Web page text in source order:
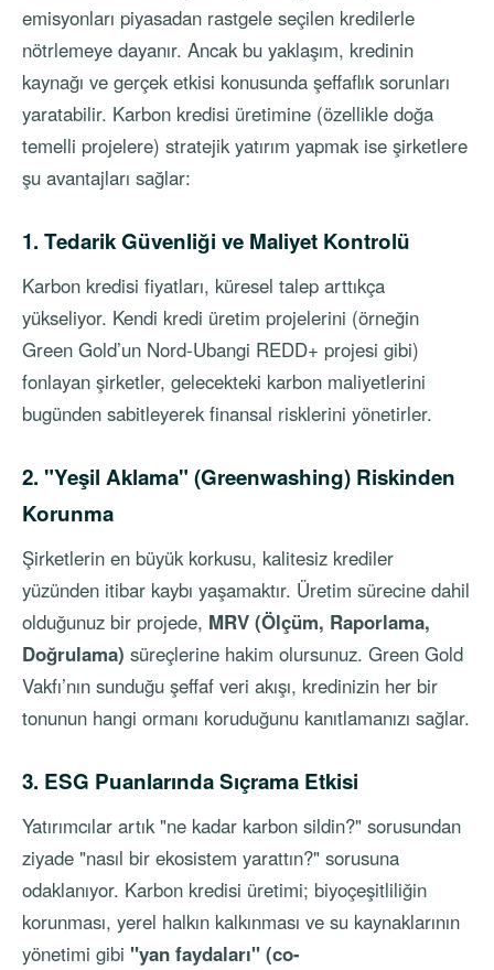
emisyonları piyasadan rastgele seçilen kredilerle
nötrlemeye dayanır. Ancak bu yaklaşım, kredinin
kaynağı ve gerçek etkisi konusunda şeffaflık sorunları
yaratabilir. Karbon kredisi üretimine (özellikle doğa
temelli projelere) stratejik yatırım yapmak ise şirketlere
şu avantajları sağlar:
1. Tedarik Güvenliği ve Maliyet Kontrolü
Karbon kredisi fiyatları, küresel talep arttıkça
yükseliyor. Kendi kredi üretim projelerini (örneğin
Green Gold’un Nord-Ubangi REDD+ projesi gibi)
fonlayan şirketler, gelecekteki karbon maliyetlerini
bugünden sabitleyerek finansal risklerini yönetirler.
2. "Yeşil Aklama" (Greenwashing) Riskinden
Korunma
Şirketlerin en büyük korkusu, kalitesiz krediler
yüzünden itibar kaybı yaşamaktır. Üretim sürecine dahil
olduğunuz bir projede, MRV (Ölçüm, Raporlama,
Doğrulama) süreçlerine hakim olursunuz. Green Gold
Vakfı’nın sunduğu şeffaf veri akışı, kredinizin her bir
tonunun hangi ormanı koruduğunu kanıtlamanızı sağlar.
3. ESG Puanlarında Sıçrama Etkisi
Yatırımcılar artık "ne kadar karbon sildin?" sorusundan
ziyade "nasıl bir ekosistem yarattın?" sorusuna
odaklanıyor. Karbon kredisi üretimi; biyoçeşitliliğin
korunması, yerel halkın kalkınması ve su kaynaklarının
yönetimi gibi "yan faydaları" (co-